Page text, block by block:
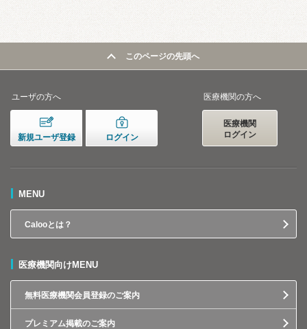
このページの先頭へ
ユーザの方へ
新規ユーザ登録 ログイン
医療機関の方へ
医療機関
ログイン
MENU
Calooとは？
医療機関向けMENU
無料医療機関会員登録のご案内
プレミアム掲載のご案内